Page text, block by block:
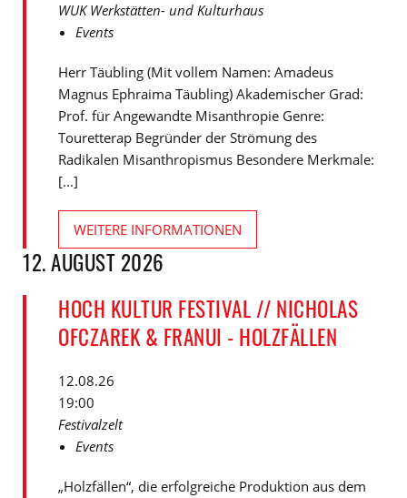
WUK Werkstätten- und Kulturhaus
Events
Herr Täubling (Mit vollem Namen: Amadeus
Magnus Ephraima Täubling) Akademischer Grad:
Prof. für Angewandte Misanthropie Genre:
Touretterap Begründer der Strömung des
Radikalen Misanthropismus Besondere Merkmale:
[...]
WEITERE INFORMATIONEN
12. AUGUST 2026
HOCH KULTUR FESTIVAL // NICHOLAS
OFCZAREK & FRANUI - HOLZFÄLLEN
12.08.26
19:00
Festivalzelt
Events
„Holzfällen“, die erfolgreiche Produktion aus dem